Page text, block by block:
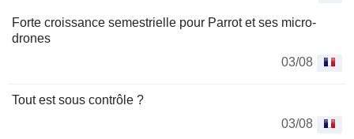
Forte croissance semestrielle pour Parrot et ses micro-
drones
03/08
Tout est sous contrôle ?
03/08